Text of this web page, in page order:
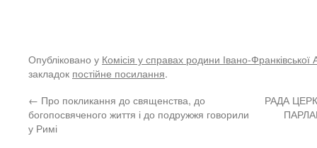
Опубліковано у Комісія у справах родини Івано-Франківської
закладок постійне посилання.
← Про покликання до священства, до
богопосвяченого життя і до подружжя говорили
у Римі
РАДА